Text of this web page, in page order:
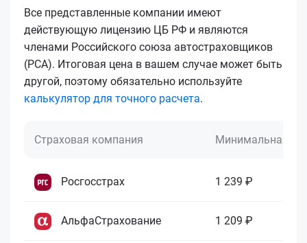
Все представленные компании имеют
действующую лицензию ЦБ РФ и являются
членами Российского союза автостраховщиков
(РСА). Итоговая цена в вашем случае может быть
другой, поэтому обязательно используйте
калькулятор для точного расчета.
Страховая компания Минимальная
Росгосстрах 1 239 ₽
АльфаСтрахование 1 209 ₽